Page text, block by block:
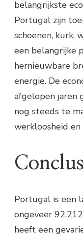
belangrijkste
Portugal zijn
schoenen, kurk,
een belangrijke
hernieuwbare
energie. De
afgelopen jaren
nog steeds te
werkloosheid
Portugal is een
ongeveer
heeft een